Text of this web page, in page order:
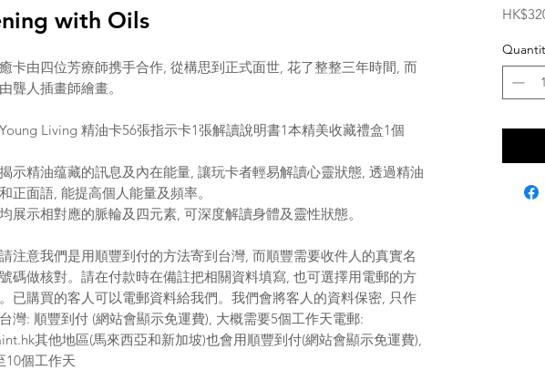
with Oils
卡由四位芳療師携手合作, 從構思到正式面世, 花了整整三年時間, 而
聾人插畫師繪畫。
Living 精油卡56張指示卡1張解讀說明書1本精美收藏禮盒1個
示精油蕴藏的訊息及內在能量, 讓玩卡者輕易解讀心靈狀態, 透過精油
正面語, 能提高個人能量及頻率。
展示相對應的脈輪及四元素, 可深度解讀身體及靈性狀態。
注意我們是用順豐到付的方法寄到台灣, 而順豐需要收件人的真實名
碼做核對。請在付款時在備註把相關資料填寫, 也可選擇用電郵的方
已購買的客人可以電郵資料給我們。我們會將客人的資料保密, 只作
灣: 順豐到付 (網站會顯示免運費), 大概需要5個工作天電郵:
其他地區(馬來西亞和新加坡)也會用順豐到付(網站會顯示免運費),
10個工作天